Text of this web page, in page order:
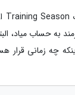
به حساب میاد،
اینکه چه زمانی